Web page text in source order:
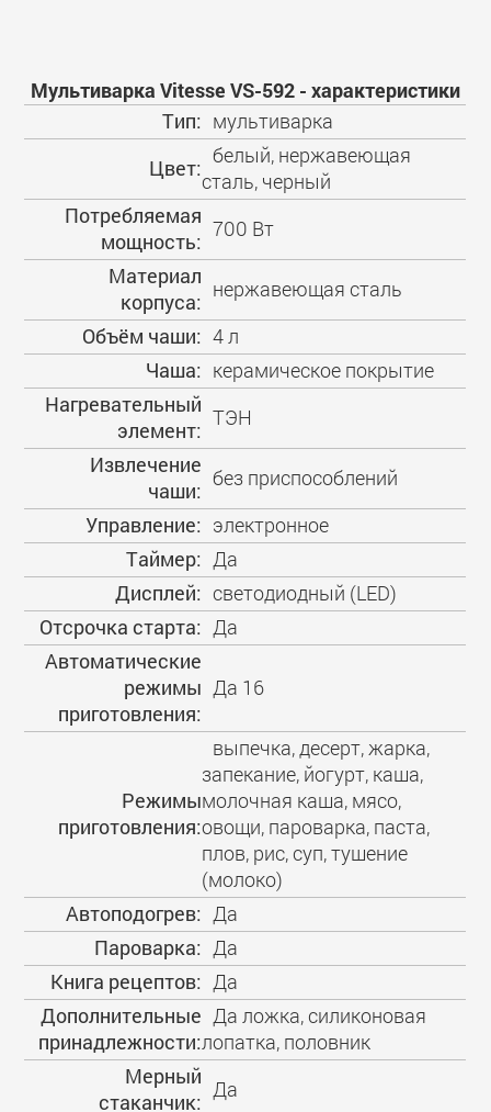
Мультиварка Vitesse VS-592 - характеристики
Тип: мультиварка
Цвет:
белый, нержавеющая
сталь, черный
Потребляемая
мощность:
700 Вт
Материал
корпуса:
нержавеющая сталь
Объём чаши: 4 л
Чаша: керамическое покрытие
Нагревательный
элемент:
ТЭН
Извлечение
чаши:
без приспособлений
Управление: электронное
Таймер: Да
Дисплей: светодиодный (LED)
Отсрочка старта: Да
Автоматические
режимы
приготовления:
Да 16
Режимы
приготовления:
выпечка, десерт, жарка,
запекание, йогурт, каша,
молочная каша, мясо,
овощи, пароварка, паста,
плов, рис, суп, тушение
(молоко)
Автоподогрев: Да
Пароварка: Да
Книга рецептов: Да
Дополнительные
принадлежности:
Да ложка, силиконовая
лопатка, половник
Мерный
стаканчик:
Да